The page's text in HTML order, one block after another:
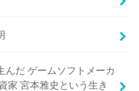
んだ ゲームソフトメーカ
家 宮本雅史という生き